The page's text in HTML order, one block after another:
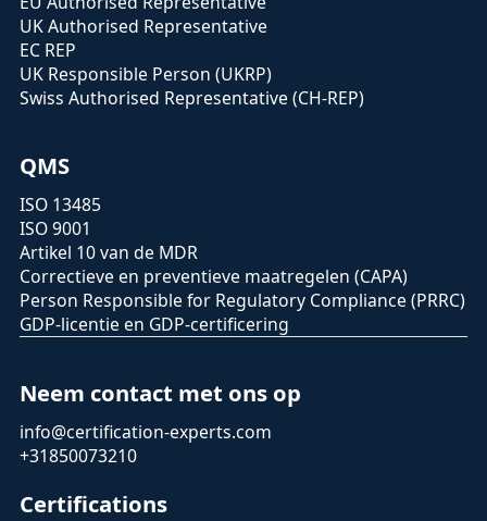
UK Authorised Representative
EC REP
UK Responsible Person (UKRP)
Swiss Authorised Representative (CH-REP)
QMS
ISO 13485
ISO 9001
Artikel 10 van de MDR
Correctieve en preventieve maatregelen (CAPA)
Person Responsible for Regulatory Compliance (PRRC)
GDP-licentie en GDP-certificering
Neem contact met ons op
info@certification-experts.com
+31850073210
Certifications